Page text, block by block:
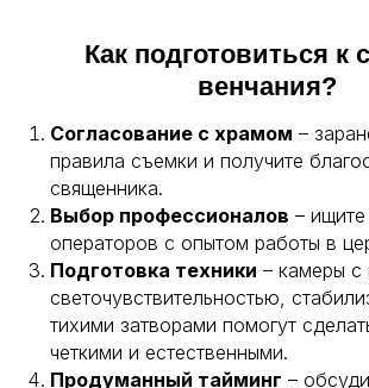
Как подготовиться к
венчания?
Согласование с храмом –
правила съемки и получите
священника.
Выбор профессионалов –
операторов с опытом работы в
Подготовка техники – камеры с
светочувствительностью,
тихими затворами помогут
четкими и естественными.
Продуманный тайминг –
СПОСОБЫ СВЯЗИ:
Аренда студии
Предметная съемка